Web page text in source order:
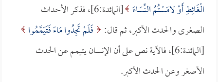
الْغَائِطِ أَوْ لامَسْتُمُ النِّسَاءَ
[المائدة:6]، فذكر الأحداث
الصغرى والحدث الأكبر، ثم قال:
فَلَمْ تَجِدُوا مَاءً فَتَيَمَّمُوا
[المائدة:6]، فالآية نص على أن الإنسان يتيمم عن الحدث
الأصغر وعن الحدث الأكبر.